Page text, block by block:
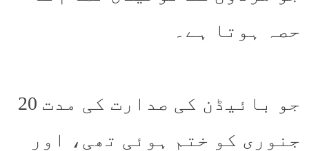
حصہ ہوتا ہے۔
جو بائیڈن کی صدارت کی مدت 20
جنوری کو ختم ہوئی تھی، اور